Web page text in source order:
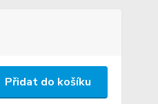
Přidat do košíku